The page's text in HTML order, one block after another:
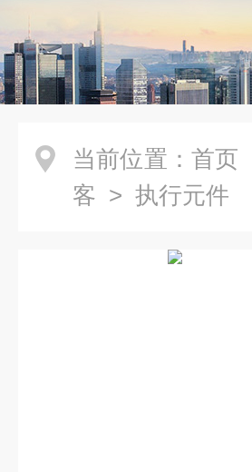
当前位置： 首页
客 > 执行元件